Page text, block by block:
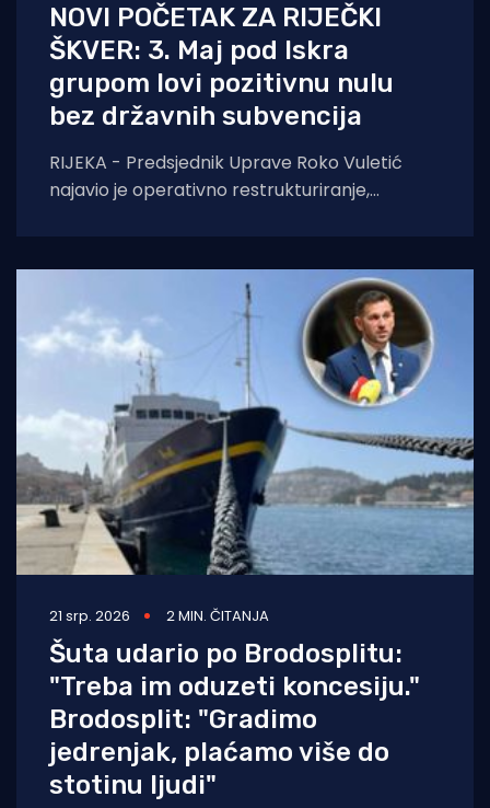
NOVI POČETAK ZA RIJEČKI
ŠKVER: 3. Maj pod Iskra
grupom lovi pozitivnu nulu
bez državnih subvencija
RIJEKA - Predsjednik Uprave Roko Vuletić
najavio je operativno restrukturiranje,
21 srp. 2026 2 MIN. ČITANJA
Šuta udario po Brodosplitu:
"Treba im oduzeti koncesiju."
Brodosplit: "Gradimo
jedrenjak, plaćamo više do
stotinu ljudi"